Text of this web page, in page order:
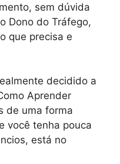
sem dúvida
Dono do Tráfego,
que precisa e
decidido a
Aprender
de uma forma
você tenha pouca
está no